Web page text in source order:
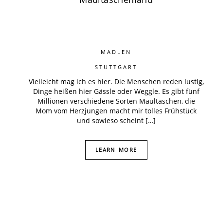
MADLEN
STUTTGART
Vielleicht mag ich es hier. Die Menschen reden lustig,
Dinge heißen hier Gässle oder Weggle. Es gibt fünf
Millionen verschiedene Sorten Maultaschen, die
Mom vom Herzjungen macht mir tolles Frühstück
und sowieso scheint […]
LEARN MORE